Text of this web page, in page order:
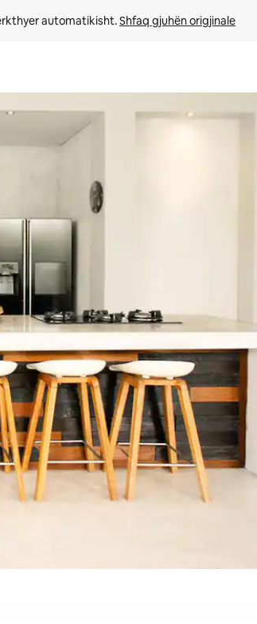
automatikisht. Shfaq gjuhën origjinale
ose eksploro duke prekur ose duke lëvizur